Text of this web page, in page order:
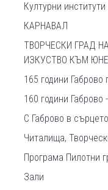
Културни институти
КАРНАВАЛ
ТВОРЧЕСКИ ГРАД
ИЗКУСТВО КЪМ
165 години Габрово
160 години Габрово
С Габрово в сърцето
Читалища,
Програма Пилотни
Зали